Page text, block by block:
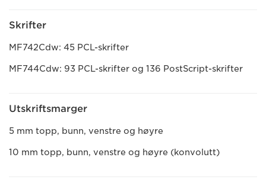
Skrifter
MF742Cdw: 45 PCL-skrifter
MF744Cdw: 93 PCL-skrifter og 136 PostScript-skrifter
Utskriftsmarger
5 mm topp, bunn, venstre og høyre
10 mm topp, bunn, venstre og høyre (konvolutt)